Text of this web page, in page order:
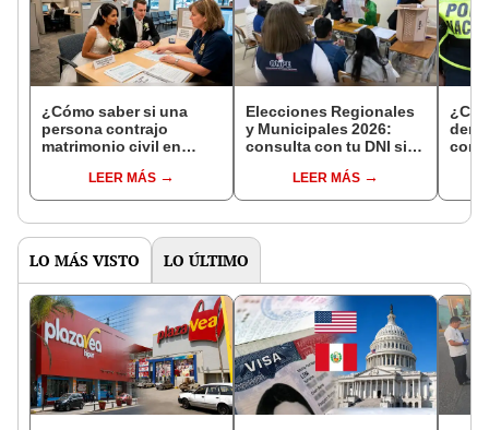
¿Cómo saber si una
persona contrajo
matrimonio civil en
LEER MÁS
Elecciones Regionales
y Municipales 2026:
consulta con tu DNI si
de mesa para este 4 de
octubre en el link oficial
LEER MÁS
con
LO MÁS VISTO LO ÚLTIMO